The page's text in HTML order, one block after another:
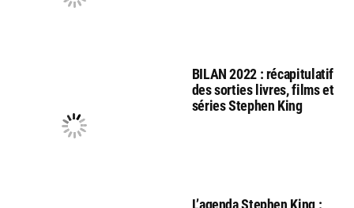
BILAN 2022 : récapitulatif
des sorties livres, films et
séries Stephen King
L’agenda Stephen King :